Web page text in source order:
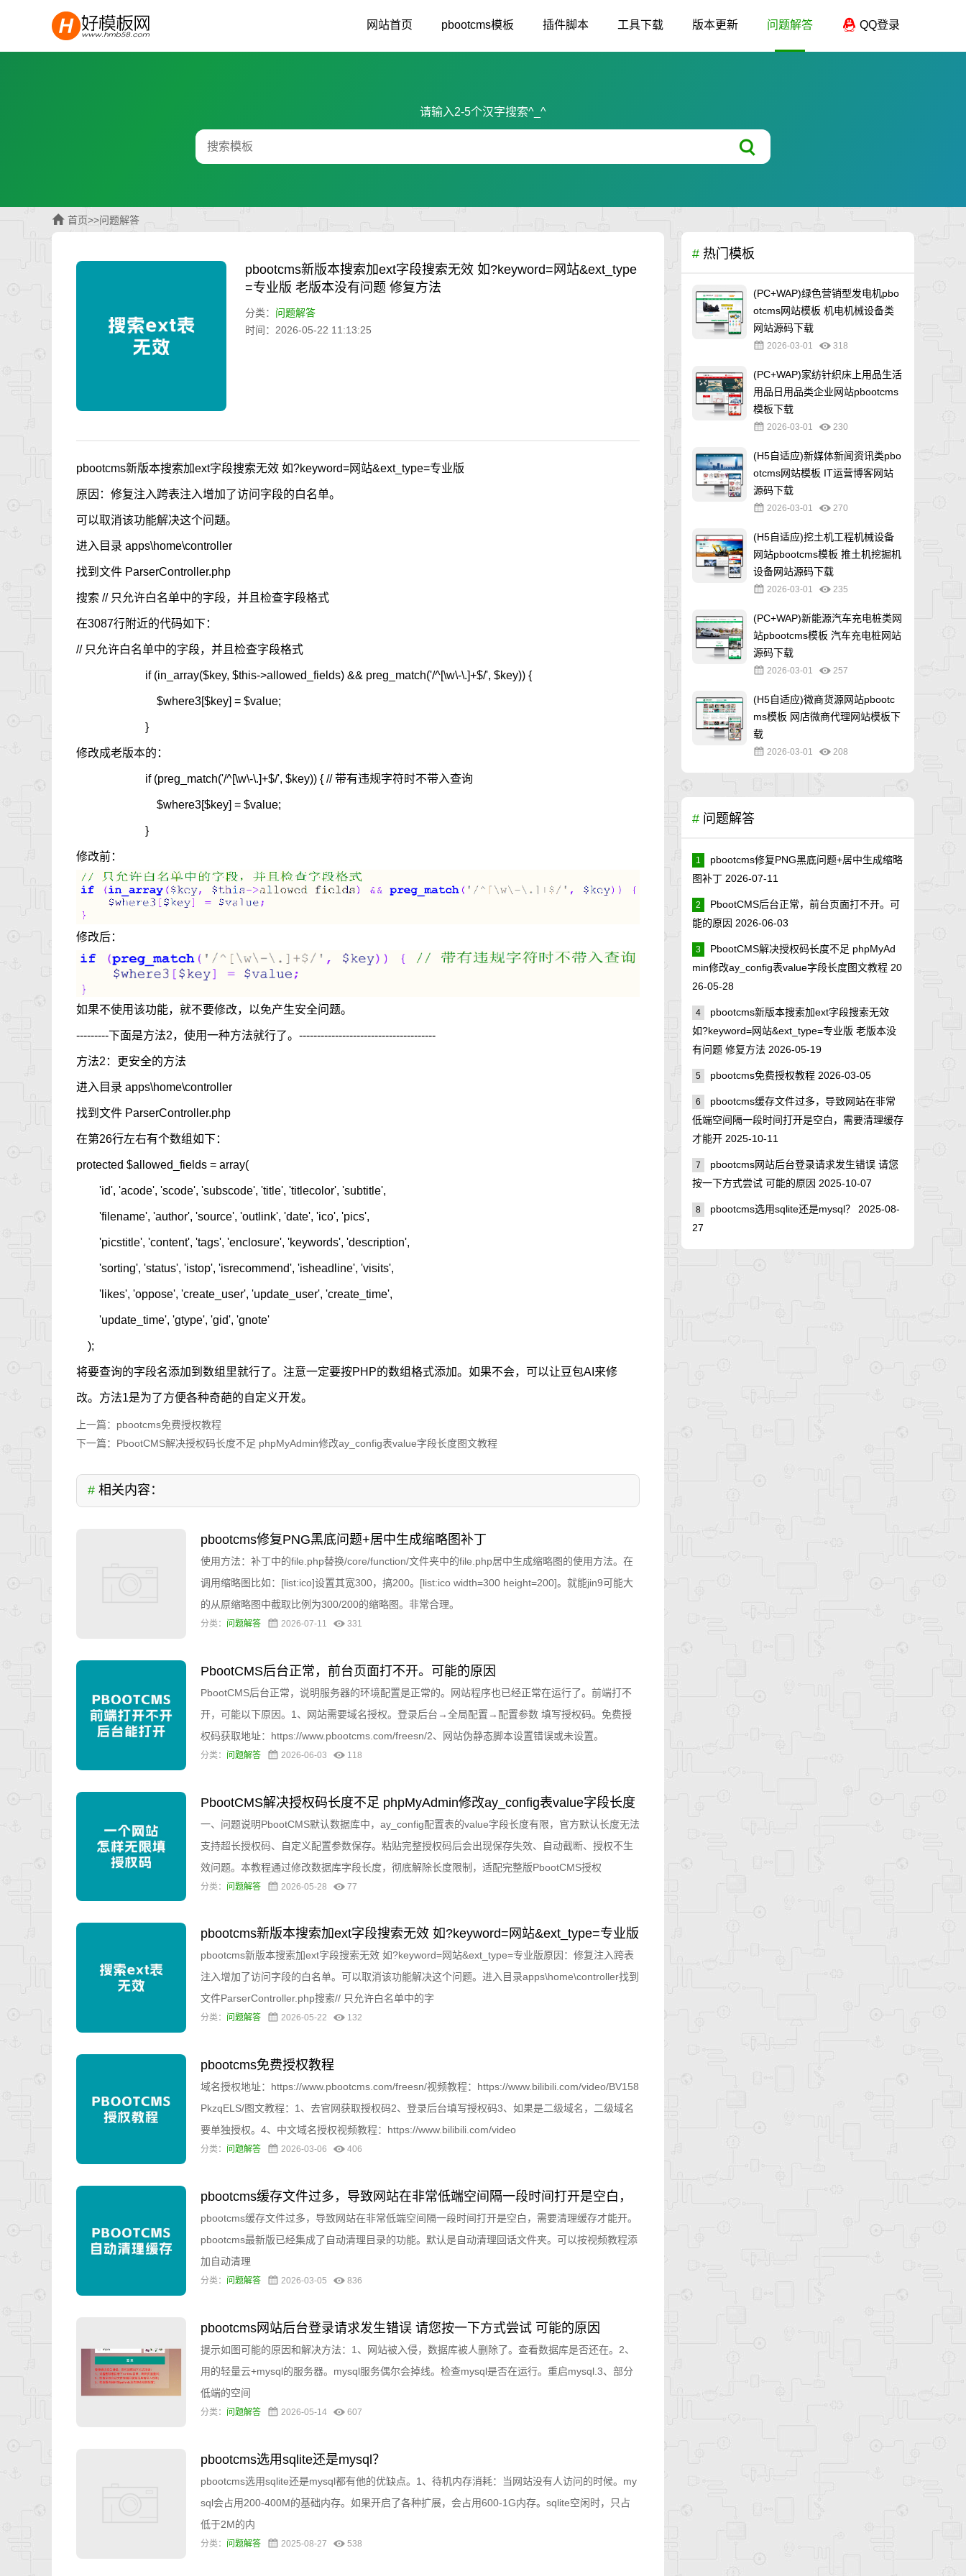
网站首页 pbootcms模板 插件脚本 工具下载 版本更新 问题解答 QQ登录
请输入2-5个汉字搜索^_^
首页>>问题解答
pbootcms新版本搜索加ext字段搜索无效 如?keyword=网站&ext_type
=专业版 老版本没有问题 修复方法
分类： 问题解答
时间：2026-05-22 11:13:25
pbootcms新版本搜索加ext字段搜索无效 如?keyword=网站&ext_type=专业版
原因：修复注入跨表注入增加了访问字段的白名单。
可以取消该功能解决这个问题。
进入目录 apps\home\controller
找到文件 ParserController.php
搜索 // 只允许白名单中的字段，并且检查字段格式
在3087行附近的代码如下：
// 只允许白名单中的字段，并且检查字段格式
if (in_array($key, $this->allowed_fields) && preg_match('/^[\w\-\.]+$/', $key)) {
$where3[$key] = $value;
}
修改成老版本的：
if (preg_match('/^[\w\-\.]+$/', $key)) { // 带有违规字符时不带入查询
$where3[$key] = $value;
}
修改前：
修改后：
如果不使用该功能，就不要修改，以免产生安全问题。
---------下面是方法2，使用一种方法就行了。--------------------------------------
方法2：更安全的方法
进入目录 apps\home\controller
找到文件 ParserController.php
在第26行左右有个数组如下：
protected $allowed_fields = array(
'id', 'acode', 'scode', 'subscode', 'title', 'titlecolor', 'subtitle',
'filename', 'author', 'source', 'outlink', 'date', 'ico', 'pics',
'picstitle', 'content', 'tags', 'enclosure', 'keywords', 'description',
'sorting', 'status', 'istop', 'isrecommend', 'isheadline', 'visits',
'likes', 'oppose', 'create_user', 'update_user', 'create_time',
'update_time', 'gtype', 'gid', 'gnote'
);
将要查询的字段名添加到数组里就行了。注意一定要按PHP的数组格式添加。如果不会，可以让豆包AI来修
改。方法1是为了方便各种奇葩的自定义开发。
上一篇： pbootcms免费授权教程
下一篇： PbootCMS解决授权码长度不足 phpMyAdmin修改ay_config表value字段长度图文教程
#相关内容：
pbootcms修复PNG黑底问题+居中生成缩略图补丁
使用方法：补丁中的file.php替换/core/function/文件夹中的file.php居中生成缩略图的使用方法。在
调用缩略图比如：[list:ico]设置其宽300，搞200。[list:ico width=300 height=200]。就能jin9可能大
的从原缩略图中截取比例为300/200的缩略图。非常合理。
分类： 问题解答 2026-07-11 331
PbootCMS后台正常，前台页面打不开。可能的原因
PbootCMS后台正常，说明服务器的环境配置是正常的。网站程序也已经正常在运行了。前端打不
开，可能以下原因。1、网站需要域名授权。登录后台→全局配置→配置参数 填写授权码。免费授
权码获取地址：https://www.pbootcms.com/freesn/2、网站伪静态脚本设置错误或未设置。
分类： 问题解答 2026-06-03 118
PbootCMS解决授权码长度不足 phpMyAdmin修改ay_config表value字段长度
图文教程
一、问题说明PbootCMS默认数据库中，ay_config配置表的value字段长度有限，官方默认长度无法
支持超长授权码、自定义配置参数保存。粘贴完整授权码后会出现保存失效、自动截断、授权不生
效问题。本教程通过修改数据库字段长度，彻底解除长度限制，适配完整版PbootCMS授权
分类： 问题解答 2026-05-28 77
pbootcms新版本搜索加ext字段搜索无效 如?keyword=网站&ext_type=专业版
老版本没有问题 修复方法
pbootcms新版本搜索加ext字段搜索无效 如?keyword=网站&ext_type=专业版原因：修复注入跨表
注入增加了访问字段的白名单。可以取消该功能解决这个问题。进入目录apps\home\controller找到
文件ParserController.php搜索// 只允许白名单中的字
分类： 问题解答 2026-05-22 132
pbootcms免费授权教程
域名授权地址：https://www.pbootcms.com/freesn/视频教程：https://www.bilibili.com/video/BV158
PkzqELS/图文教程：1、去官网获取授权码2、登录后台填写授权码3、如果是二级域名，二级域名
要单独授权。4、中文域名授权视频教程：https://www.bilibili.com/video
分类： 问题解答 2026-03-06 406
pbootcms缓存文件过多，导致网站在非常低端空间隔一段时间打开是空白，
需要清理缓存才能开
pbootcms缓存文件过多，导致网站在非常低端空间隔一段时间打开是空白，需要清理缓存才能开。
pbootcms最新版已经集成了自动清理目录的功能。默认是自动清理回话文件夹。可以按视频教程添
加自动清理
分类： 问题解答 2026-03-05 836
pbootcms网站后台登录请求发生错误 请您按一下方式尝试 可能的原因
提示如图可能的原因和解决方法：1、网站被入侵，数据库被人删除了。查看数据库是否还在。2、
用的轻量云+mysql的服务器。mysql服务偶尔会掉线。检查mysql是否在运行。重启mysql.3、部分
低端的空间
分类： 问题解答 2026-05-14 607
pbootcms选用sqlite还是mysql？
pbootcms选用sqlite还是mysql都有他的优缺点。1、待机内存消耗：当网站没有人访问的时候。my
sql会占用200-400M的基础内存。如果开启了各种扩展，会占用600-1G内存。sqlite空闲时，只占
低于2M的内
分类： 问题解答 2025-08-27 538
# 热门模板
(PC+WAP)绿色营销型发电机pbo
otcms网站模板 机电机械设备类
网站源码下载
2026-03-01 318
(PC+WAP)家纺针织床上用品生活
用品日用品类企业网站pbootcms
模板下载
2026-03-01 230
(H5自适应)新媒体新闻资讯类pbo
otcms网站模板 IT运营博客网站
源码下载
2026-03-01 270
(H5自适应)挖土机工程机械设备
网站pbootcms模板 推土机挖掘机
设备网站源码下载
2026-03-01 235
(PC+WAP)新能源汽车充电桩类网
站pbootcms模板 汽车充电桩网站
源码下载
2026-03-01 257
(H5自适应)微商货源网站pbootc
ms模板 网店微商代理网站模板下
载
2026-03-01 208
# 问题解答
1
pbootcms修复PNG黑底问题+居中生成缩略
图补丁 2026-07-11
2
PbootCMS后台正常，前台页面打不开。可
能的原因 2026-06-03
3
PbootCMS解决授权码长度不足 phpMyAd
min修改ay_config表value字段长度图文教程 20
26-05-28
4
pbootcms新版本搜索加ext字段搜索无效
如?keyword=网站&ext_type=专业版 老版本没
有问题 修复方法 2026-05-19
5 pbootcms免费授权教程 2026-03-05
6
pbootcms缓存文件过多，导致网站在非常
低端空间隔一段时间打开是空白，需要清理缓存
才能开 2025-10-11
7
pbootcms网站后台登录请求发生错误 请您
按一下方式尝试 可能的原因 2025-10-07
8 pbootcms选用sqlite还是mysql？
2025-08-
27